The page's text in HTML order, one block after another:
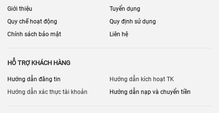
Giới thiệu
Tuyển dụng
Quy chế hoạt động
Quy định sử dụng
Chính sách bảo mật
Liên hệ
HỖ TRỢ KHÁCH HÀNG
Hướng dẫn đăng tin
Hướng dẫn kích hoạt TK
Hướng dẫn xác thực tài khoản
Hướng dẫn nạp và chuyển tiền